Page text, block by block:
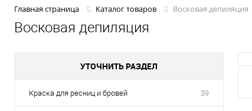
Главная страница Каталог товаров Восковая депиляция
Восковая депиляция
УТОЧНИТЬ РАЗДЕЛ
Краска для ресниц и бровей 39